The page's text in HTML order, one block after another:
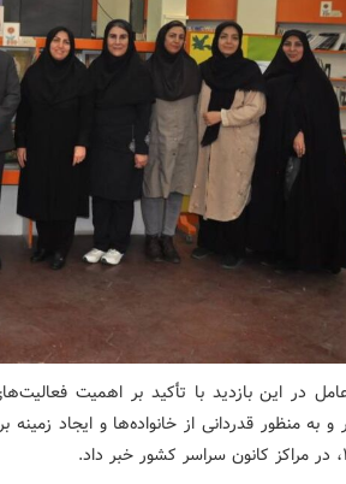
در این بازدید با تأکید بر اهمیت